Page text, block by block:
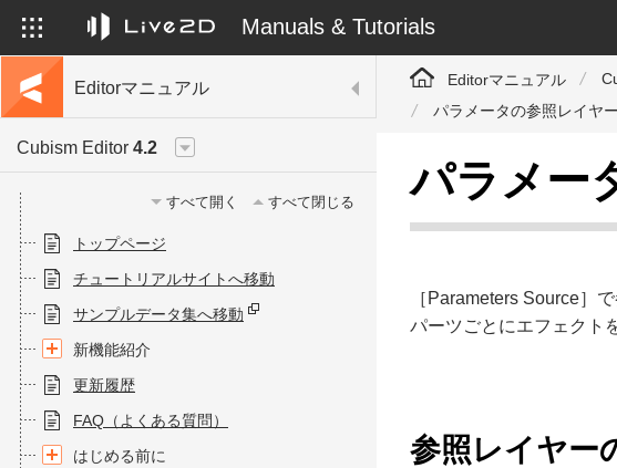
Manuals & Tutorials
Editorマニュアル
Cubism Editor 4.2
すべて開く すべて閉じる
トップページ
チュートリアルサイトへ移動
サンプルデータ集へ移動
新機能紹介
更新履歴
FAQ（よくある質問）
はじめる前に
Editorマニュアル
パラメータの参照レイヤ
パラメー
［Parameters Source］
パーツごとにエフェクト
参照レイヤー